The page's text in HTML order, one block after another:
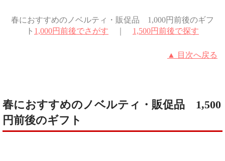
春におすすめのノベルティ・販促品 1,000円前後のギフ
ト 1,000円前後でさがす 1,500円前後で探す
▲ 目次へ戻る
春におすすめのノベルティ・販促品 1,500
円前後のギフト